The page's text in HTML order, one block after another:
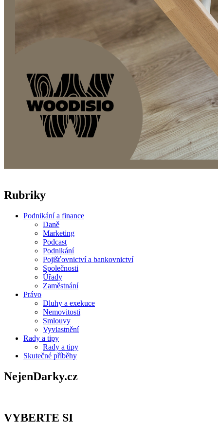
Rubriky
Podnikání a finance
Daně
Marketing
Podcast
Podnikání
Pojišťovnictví a bankovnictví
Společnosti
Úřady
Zaměstnání
Právo
Dluhy a exekuce
Nemovitosti
Smlouvy
Vyvlastnění
Rady a tipy
Rady a tipy
Skutečné příběhy
NejenDarky.cz
VYBERTE SI